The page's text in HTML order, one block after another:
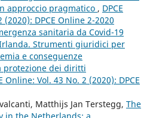
approccio pragmatico , DPCE
DPCE Online 2-2020
sanitaria da Covid-19
Strumenti giuridici per
e conseguenze
protezione dei diritti
Online: Vol. 43 No. 2 (2020): DPCE
Matthijs Jan Terstegg, The